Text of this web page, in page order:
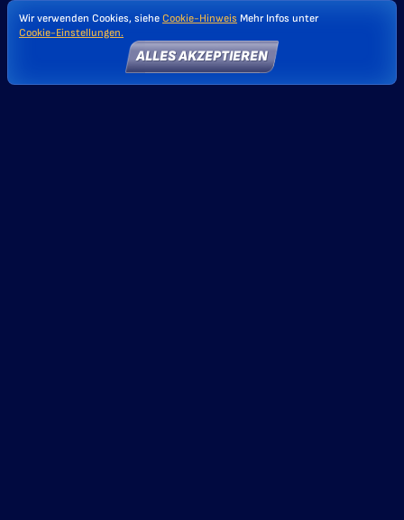
Wir verwenden Cookies, siehe Cookie-Hinweis Mehr Infos unter
Cookie-Einstellungen.
ALLES AKZEPTIEREN